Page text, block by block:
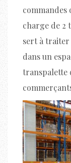
commandes
charge de 2
sert à traiter
dans un
transpalette